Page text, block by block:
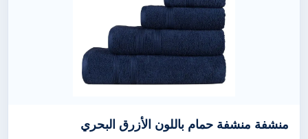
منشفة منشفة حمام باللون الأزرق البحري